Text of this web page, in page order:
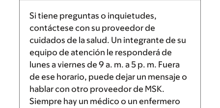
Si tiene preguntas o inquietudes,
contáctese con su proveedor de
cuidados de la salud. Un integrante de su
equipo de atención le responderá de
lunes a viernes de 9 a. m. a5 p. m. Fuera
de ese horario, puede dejar un mensaje o
hablar con otro proveedor de MSK.
Siempre hay un médico o un enfermero